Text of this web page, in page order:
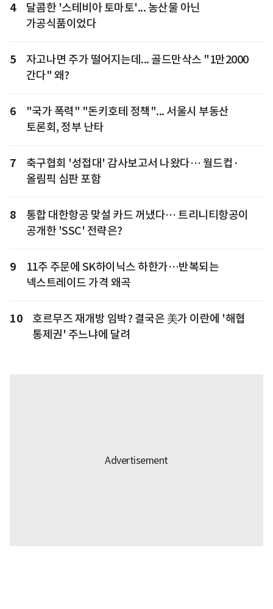
4
달콤한 '스테비아 토마토'... 농산물 아닌
가공식품이었다
5
자고나면 주가 떨어지는데... 골드만삭스 "1만2000
간다" 왜?
6
"국가 폭력" "돈키호테 정책"... 서울시 부동산
토론회, 정부 난타
7
축구협회 '성접대' 감사보고서 나왔다… 월드컵·
올림픽 심판 포함
8
통합 대한항공 맞설 카드 꺼냈다… 트리니티항공이
공개한 'SSC' 전략은?
9
11주 주문에 SK하이닉스 하한가…반복되는
넥스트레이드 가격 왜곡
10
호르무즈 재개방 임박? 결국은 美가 이란에 '해협
통제권' 주느냐에 달려